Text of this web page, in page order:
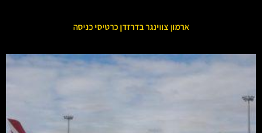
ארמון צווינגר בדרזדן כרטיסי כניסה